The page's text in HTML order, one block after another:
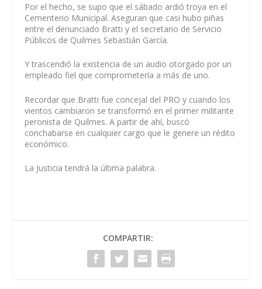
Por el hecho, se supo que el sábado ardió troya en el
Cementerio Municipal. Aseguran que casi hubo piñas
entre el denunciado Bratti y el secretario de Servicio
Públicos de Quilmes Sebastián García.
Y trascendió la existencia de un audio otorgado por un
empleado fiel que comprometería a más de uno.
Recordar que Bratti fue concejal del PRO y cuando los
vientos cambiaron se transformó en el primer militante
peronista de Quilmes. A partir de ahí, buscó
conchabarse en cualquier cargo que le genere un rédito
económico.
La Justicia tendrá la última palabra.
COMPARTIR: